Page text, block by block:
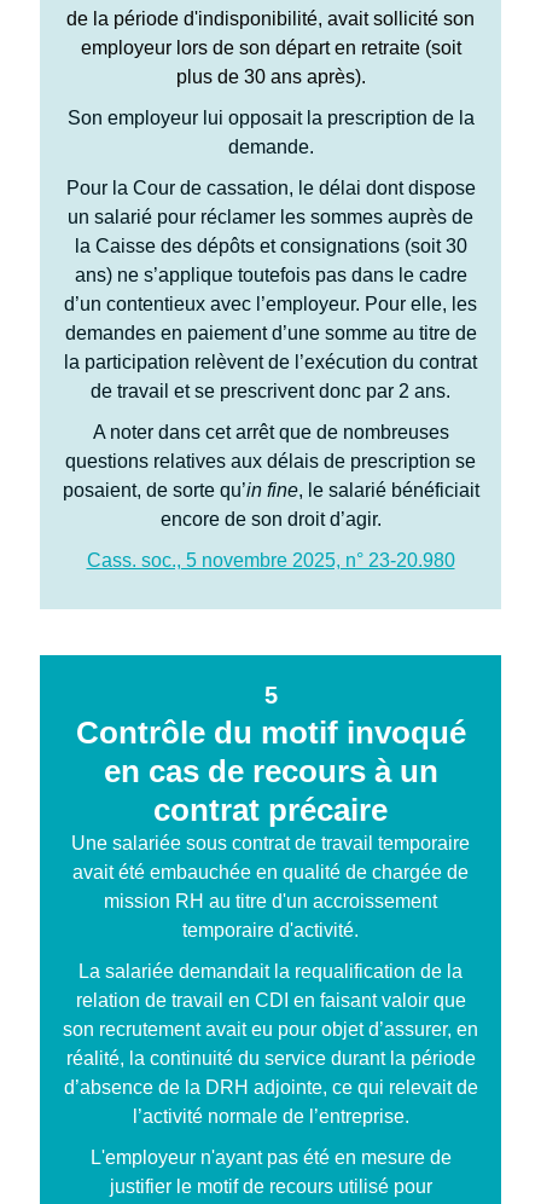
de la période d'indisponibilité, avait sollicité son
employeur lors de son départ en retraite (soit
plus de 30 ans après).
Son employeur lui opposait la prescription de la
demande.
Pour la Cour de cassation, le délai dont dispose
un salarié pour réclamer les sommes auprès de
la Caisse des dépôts et consignations (soit 30
ans) ne s’applique toutefois pas dans le cadre
d’un contentieux avec l’employeur. Pour elle, les
demandes en paiement d’une somme au titre de
la participation relèvent de l’exécution du contrat
de travail et se prescrivent donc par 2 ans.
A noter dans cet arrêt que de nombreuses
questions relatives aux délais de prescription se
posaient, de sorte qu’in fine, le salarié bénéficiait
encore de son droit d’agir.
Cass. soc., 5 novembre 2025, n° 23-20.980
5
Contrôle du motif invoqué
en cas de recours à un
contrat précaire
Une salariée sous contrat de travail temporaire
avait été embauchée en qualité de chargée de
mission RH au titre d'un accroissement
temporaire d'activité.
La salariée demandait la requalification de la
relation de travail en CDI en faisant valoir que
son recrutement avait eu pour objet d’assurer, en
réalité, la continuité du service durant la période
d’absence de la DRH adjointe, ce qui relevait de
l’activité normale de l’entreprise.
L'employeur n'ayant pas été en mesure de
justifier le motif de recours utilisé pour